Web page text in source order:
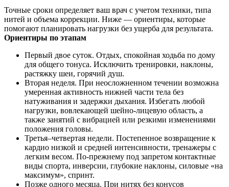
Точные сроки определяет ваш врач с учетом техники, типа
нитей и объема коррекции. Ниже — ориентиры, которые
помогают планировать нагрузки без ущерба для результата.
Ориентиры по этапам
Первый двое суток. Отдых, спокойная ходьба по дому
для общего тонуса. Исключить тренировки, наклоны,
растяжку шеи, горячий душ.
Вторая неделя. При неосложненном течении возможна
умеренная активность нижней части тела без
натуживания и задержки дыхания. Избегать любой
нагрузки, вовлекающей шейно-лицевую область, а
также занятий с вибрацией или резкими изменениями
положения головы.
Третья–четвертая недели. Постепенное возвращение к
кардио низкой и средней интенсивности, тренажеры с
легким весом. По-прежнему под запретом контактные
виды спорта, инверсии, глубокие наклоны, силовые «на
максимум», спринт.
Позже одного месяца. При нитях без конусов